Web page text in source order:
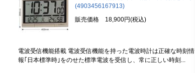
(4903456167913)
販売価格 18,900円(税込)
電波受信機能搭載 電波受信機能を持った電波時計は正確な時刻情
報｢日本標準時｣をのせた標準電波を受信し、常に正しい時刻...